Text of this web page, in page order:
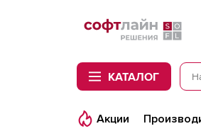
Softline
КАТАЛОГ
Акции